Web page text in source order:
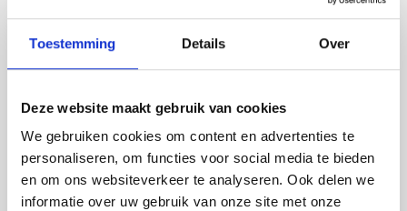
Toestemming Details Over
Deze website maakt gebruik van cookies
We gebruiken cookies om content en advertenties te
personaliseren, om functies voor social media te bieden
en om ons websiteverkeer te analyseren. Ook delen we
informatie over uw gebruik van onze site met onze